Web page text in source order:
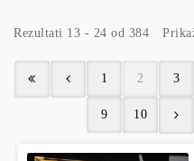
Rezultati 13 - 24 od 384
1 2 3
9 10